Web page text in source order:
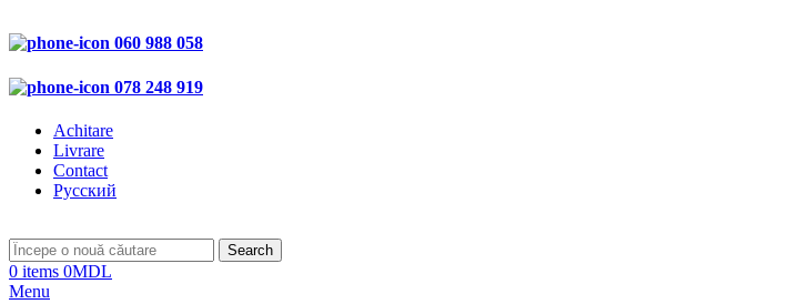
060 988 058
078 248 919
Achitare
Livrare
Contact
Русский
Search
0 items 0MDL
Menu